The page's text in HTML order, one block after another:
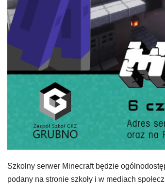
Szkolny serwer Minecraft będzie
podany na stronie szkoły i w mediach